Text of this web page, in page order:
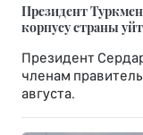
Президент
корпусу страны
Президент
членам
августа.